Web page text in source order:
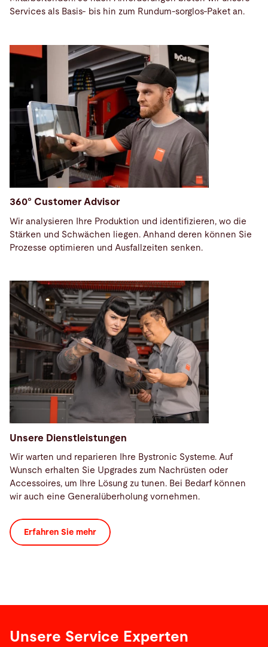
Services als Basis- bis hin zum Rundum-sorglos-Paket an.
360° Customer Advisor
Wir analysieren Ihre Produktion und identifizieren, wo die
Stärken und Schwächen liegen. Anhand deren können Sie
Prozesse optimieren und Ausfallzeiten senken.
Unsere Dienstleistungen
Wir warten und reparieren Ihre Bystronic Systeme. Auf
Wunsch erhalten Sie Upgrades zum Nachrüsten oder
Accessoires, um Ihre Lösung zu tunen. Bei Bedarf können
wir auch eine Generalüberholung vornehmen.
Erfahren Sie mehr
Unsere Service Experten